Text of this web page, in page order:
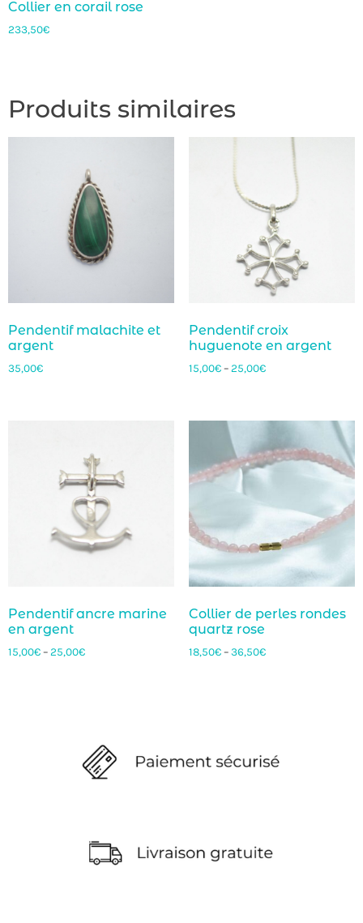
Collier en corail rose
233,50€
Produits similaires
Pendentif malachite et
argent
35,00€
Pendentif croix
huguenote en argent
15,00€– 25,00€
Pendentif ancre marine
en argent
15,00€–25,00€
Collier de perles rondes
quartz rose
18,50€–36,50€